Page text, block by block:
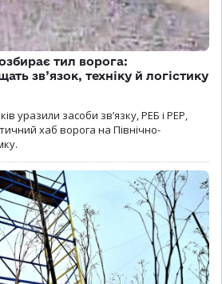
тил ворога:
зв’язок, техніку й логістику
уразили засоби зв’язку, РЕБ і РЕР,
хаб ворога на Північно-